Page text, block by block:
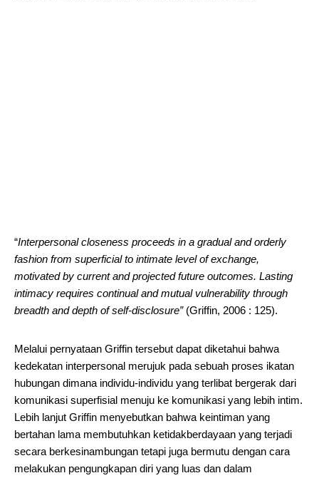
“Interpersonal closeness proceeds in a gradual and orderly
fashion from superficial to intimate level of exchange,
motivated by current and projected future outcomes. Lasting
intimacy requires continual and mutual vulnerability through
breadth and depth of self-disclosure”(Griffin, 2006 : 125).
Melalui pernyataan Griffin tersebut dapat diketahui bahwa
kedekatan interpersonal merujuk pada sebuah proses ikatan
hubungan dimana individu-individu yang terlibat bergerak dari
komunikasi superfisial menuju ke komunikasi yang lebih intim.
Lebih lanjut Griffin menyebutkan bahwa keintiman yang
bertahan lama membutuhkan ketidakberdayaan yang terjadi
secara berkesinambungan tetapi juga bermutu dengan cara
melakukan pengungkapan diri yang luas dan dalam